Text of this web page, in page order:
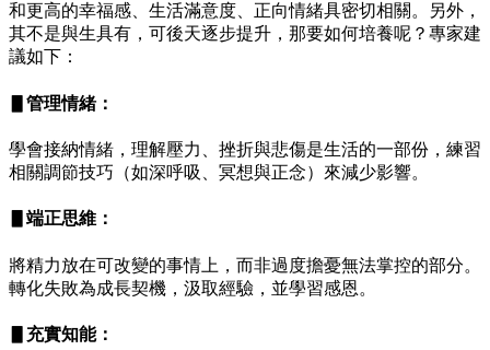
和更高的幸福感、生活滿意度、正向情緒具密切相關。另外，
其不是與生具有，可後天逐步提升，那要如何培養呢？專家建
議如下：
▋管理情緒：
學會接納情緒，理解壓力、挫折與悲傷是生活的一部份，練習
相關調節技巧（如深呼吸、冥想與正念）來減少影響。
▋端正思維：
將精力放在可改變的事情上，而非過度擔憂無法掌控的部分。
轉化失敗為成長契機，汲取經驗，並學習感恩。
▋充實知能：